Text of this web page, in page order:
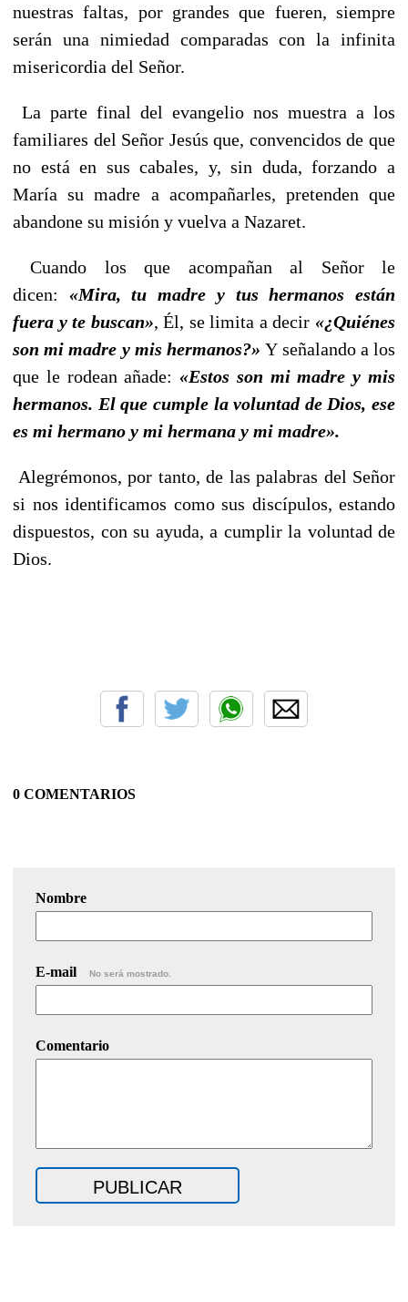
nuestras faltas, por grandes que fueren, siempre
serán una nimiedad comparadas con la infinita
misericordia del Señor.
La parte final del evangelio nos muestra a los
familiares del Señor Jesús que, convencidos de que
no está en sus cabales, y, sin duda, forzando a
María su madre a acompañarles, pretenden que
abandone su misión y vuelva a Nazaret.
Cuando los que acompañan al Señor le
dicen: «Mira, tu madre y tus hermanos están
fuera y te buscan», Él, se limita a decir«¿Quiénes
son mi madre y mis hermanos?» Y señalando a los
que le rodean añade:«Estos son mi madre y mis
hermanos. El que cumple la voluntad de Dios, ese
es mi hermano y mi hermana y mi madre».
Alegrémonos, por tanto, de las palabras del Señor
si nos identificamos como sus discípulos, estando
dispuestos, con su ayuda, a cumplir la voluntad de
Dios.
0 COMENTARIOS
Nombre
E-mail No será mostrado.
Comentario